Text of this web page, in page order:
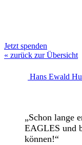
Jetzt spenden
« zurück zur Übersicht
Hans Ewald
„Schon lange
EAGLES und
können!“